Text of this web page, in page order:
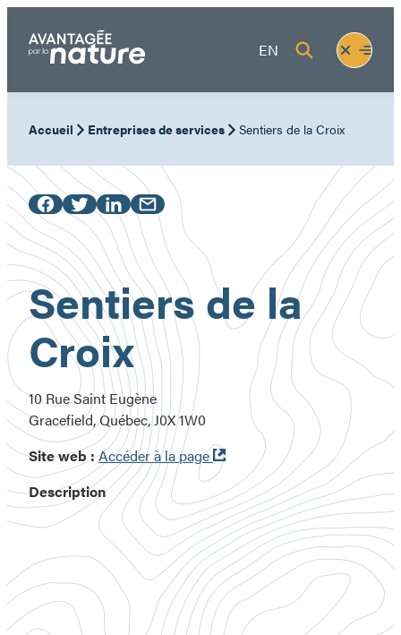
contenu
EN
Fermer
le
menu
Ouvrir
le
Accueil Entreprises de services Sentiers de la Croix
Sentiers de la
Croix
10 Rue Saint Eugène
Gracefield, Québec, J0X 1W0
Site web :Accéder à la page
Ouvre
dans
une
nouvelle
fenêtre
Description